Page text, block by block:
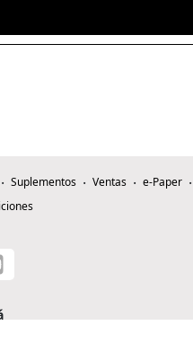
Suplementos Ventas
e-Paper